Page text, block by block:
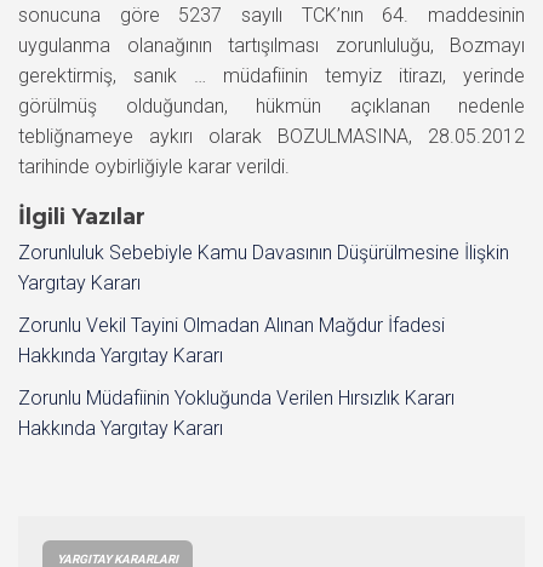
sonucuna göre 5237 sayılı TCK’nın 64. maddesinin
uygulanma olanağının tartışılması zorunluluğu, Bozmayı
gerektirmiş, sanık … müdafiinin temyiz itirazı, yerinde
görülmüş olduğundan, hükmün açıklanan nedenle
tebliğnameye aykırı olarak BOZULMASINA, 28.05.2012
tarihinde oybirliğiyle karar verildi.
İlgili Yazılar
Zorunluluk Sebebiyle Kamu Davasının Düşürülmesine İlişkin
Yargıtay Kararı
Zorunlu Vekil Tayini Olmadan Alınan Mağdur İfadesi
Hakkında Yargıtay Kararı
Zorunlu Müdafiinin Yokluğunda Verilen Hırsızlık Kararı
Hakkında Yargıtay Kararı
YARGITAY KARARLARI